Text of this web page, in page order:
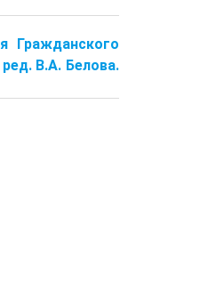
Гражданского
В.А. Белова.